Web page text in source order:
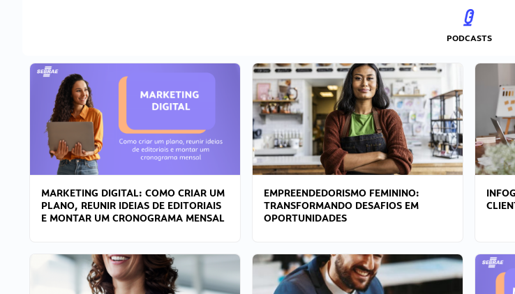
PODCASTS
MARKETING DIGITAL: COMO CRIAR UM
PLANO, REUNIR IDEIAS DE EDITORIAIS
E MONTAR UM CRONOGRAMA MENSAL
EMPREENDEDORISMO FEMININO:
TRANSFORMANDO DESAFIOS EM
OPORTUNIDADES